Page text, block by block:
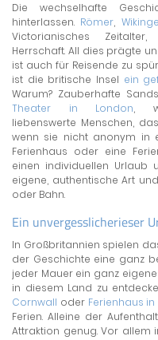
Die wechselhafte
hinterlassen. Römer,
Victorianisches
Herrschaft. All dies prägte
ist auch für Reisende zu
ist die britische Insel ein
Warum? Zauberhafte
Theater in London,
liebenswerte Menschen,
wenn sie nicht anonym in
Ferienhaus oder eine
einen individuellen
eigene, authentische Art
oder Bahn.
Ein unvergesslicherieser
In Großbritannien spielen
der Geschichte eine ganz
jeder Mauer ein ganz
in diesem Land zu
Cornwall oder Ferienhaus
Ferien. Alleine der
Attraktion genug. Vor allem